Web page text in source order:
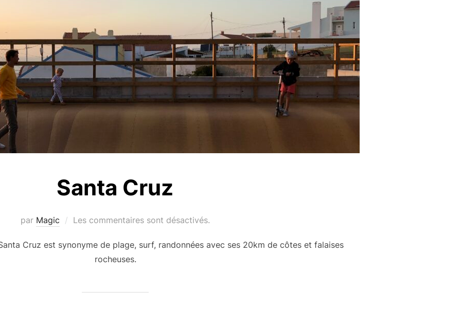
Santa Cruz
par Magic Les commentaires sont désactivés.
Cruz est synonyme de plage, surf, randonnées avec ses 20km de côtes et falaises
rocheuses.